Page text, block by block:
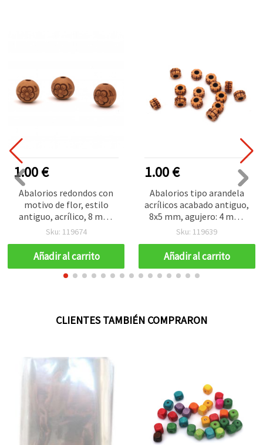
1.00 €
Abalorios redondos con
motivo de flor, estilo
antiguo, acrílico, 8 mm,
agujero 2 mm, marrón –
Sku: 119674
Añadir al carrito
1.00 €
Abalorios tipo arandela
acrílicos acabado antiguo,
8x5 mm, agujero: 4 mm,
marrón, 50 g (~150 uds)
Sku: 119639
Añadir al carrito
CLIENTES TAMBIÉN COMPRARON